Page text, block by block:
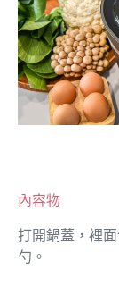
內容物
打開鍋蓋，裡
勺。